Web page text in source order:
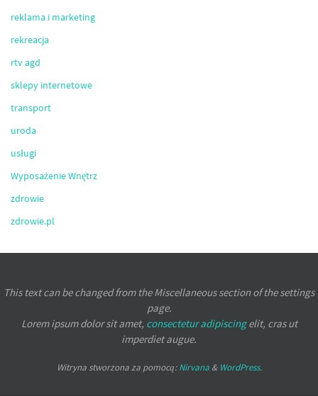
reklama i marketing
rekreacja
rtv agd
sklepy internetowe
transport
uroda
usługi
Wyposażenie Wnętrz
zdrowie
zdrowie.pl
This text can be changed from the Miscellaneous section of the settings
page.
Lorem ipsumdolor sit amet, consectetur adipiscingelit, cras ut
imperdiet augue.
Witryna stworzona za pomocą:Nirvana& WordPress.